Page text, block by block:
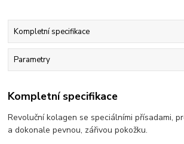
Kompletní specifikace
Parametry
Kompletní specifikace
Revoluční kolagen se speciálními přísadami,
a dokonale pevnou, zářivou pokožku.